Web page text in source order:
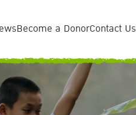
Become a DonorContact Us